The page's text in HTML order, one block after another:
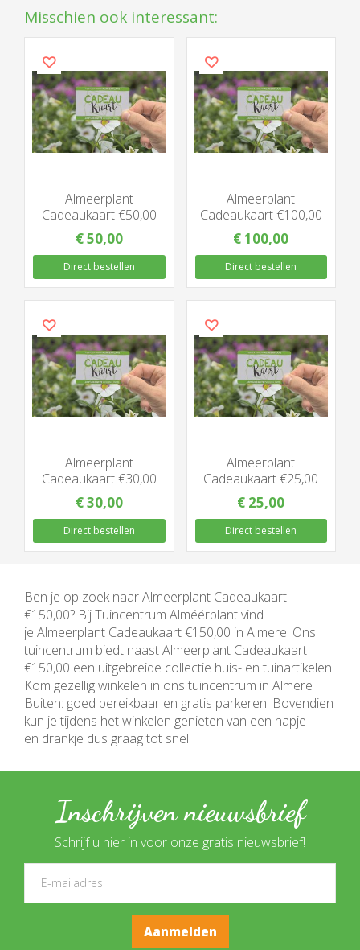
Misschien ook interessant:
Almeerplant
Cadeaukaart €50,00
€50,00
Direct bestellen
Almeerplant
Cadeaukaart €100,00
€100,00
Direct bestellen
Almeerplant
Cadeaukaart €30,00
€30,00
Direct bestellen
Almeerplant
Cadeaukaart €25,00
€ 25,00
Direct bestellen
Ben je op zoek naar Almeerplant Cadeaukaart
€150,00? Bij Tuincentrum Alméérplant vind
je Almeerplant Cadeaukaart €150,00 in Almere! Ons
tuincentrum biedt naast Almeerplant Cadeaukaart
€150,00 een uitgebreide collectie huis- en tuinartikelen.
Kom gezellig winkelen in ons tuincentrum in Almere
Buiten: goed bereikbaar en gratis parkeren. Bovendien
kun je tijdens het winkelen genieten van een hapje
en drankje dus graag tot snel!
Inschrijven nieuwsbrief
Schrijf u hier in voor onze gratis nieuwsbrief!